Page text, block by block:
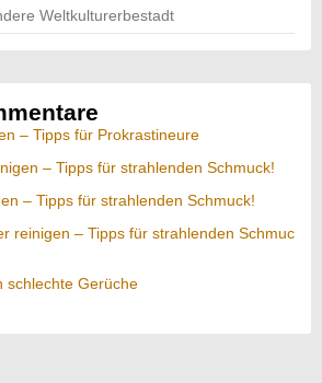
Weltkulturerbestadt
– Tipps für Prokrastineure
– Tipps für strahlenden Schmuck!
– Tipps für strahlenden Schmuck!
reinigen – Tipps für strahlenden Schmuc
schlechte Gerüche